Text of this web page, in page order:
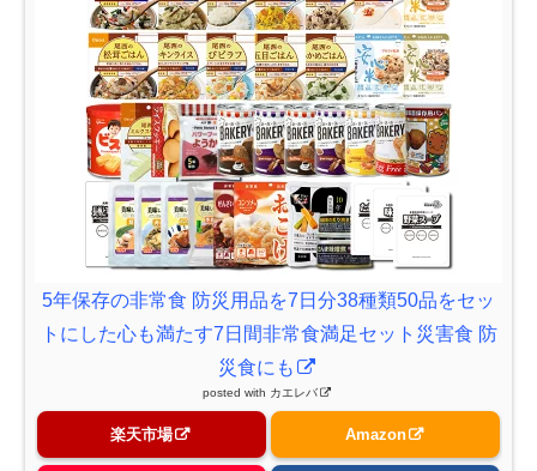
5年保存の非常食 防災用品を7日分38種類50品をセッ
トにした心も満たす7日間非常食満足セット災害食 防
災食にも
posted with カエレバ
楽天市場 Amazon